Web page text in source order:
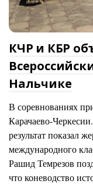
КЧР и КБР
Нальчике
В соревнованиях
Карачаево-
результат показал
международного
Рашид Темрезов
что коневодство